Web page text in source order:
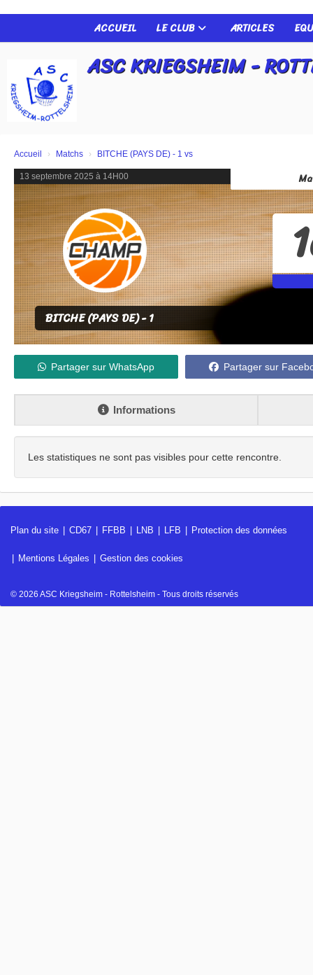
ACCUEIL LE CLUB ARTICLES
ASC KRIEGSHEIM -
Accueil Matchs BITCHE (PAYS DE) - 1 vs
13 septembre 2025 à 14H00
BITCHE (PAYS DE) - 1
Partager sur WhatsApp Partager sur
Informations
Les statistiques ne sont pas visibles pour cette rencontre.
Plan du site CD67 FFBB LNB LFB Protection des données
Mentions Légales Gestion des cookies
© 2026 ASC Kriegsheim - Rottelsheim - Tous droits réservés